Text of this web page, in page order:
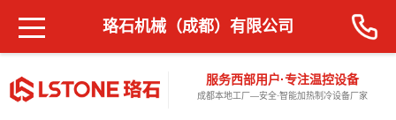
服务西部用户·专注温控设备
成都本地工厂—安全·智能加热制冷设备厂家
珞石机械（成都）有限公司